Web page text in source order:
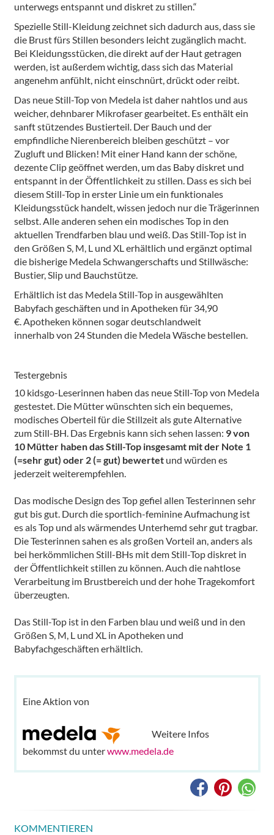
unterwegs entspannt und diskret zu stillen.“
Spezielle Still-Kleidung zeichnet sich dadurch aus, dass sie
die Brust fürs Stillen besonders leicht zugänglich macht.
Bei Kleidungsstücken, die direkt auf der Haut getragen
werden, ist außerdem wichtig, dass sich das Material
angenehm anfühlt, nicht einschnürt, drückt oder reibt.
Das neue Still-Top von Medela ist daher nahtlos und aus
weicher, dehnbarer Mikrofaser gearbeitet. Es enthält ein
sanft stützendes Bustierteil. Der Bauch und der
empfindliche Nierenbereich bleiben geschützt – vor
Zugluft und Blicken! Mit einer Hand kann der schöne,
dezente Clip geöffnet werden, um das Baby diskret und
entspannt in der Öffentlichkeit zu stillen. Dass es sich bei
diesem Still-Top in erster Linie um ein funktionales
Kleidungsstück handelt, wissen jedoch nur die Trägerinnen
selbst. Alle anderen sehen ein modisches Top in den
aktuellen Trendfarben blau und weiß. Das Still-Top ist in
den Größen S, M, L und XL erhältlich und ergänzt optimal
die bisherige Medela Schwangerschafts und Stillwäsche:
Bustier, Slip und Bauchstütze.
Erhältlich ist das Medela Still-Top in ausgewählten
Babyfach geschäften und in Apotheken für 34,90
€. Apotheken können sogar deutschlandweit
innerhalb von 24 Stunden die Medela Wäsche bestellen.
Testergebnis
10 kidsgo-Leserinnen haben das neue Still-Top von Medela
gestestet. Die Mütter wünschten sich ein bequemes,
modisches Oberteil für die Stillzeit als gute Alternative
zum Still-BH. Das Ergebnis kann sich sehen lassen: 9 von
10 Mütter haben das Still-Top insgesamt mit der Note 1
(=sehr gut) oder 2 (= gut) bewertetund würden es
jederzeit weiterempfehlen.
Das modische Design des Top gefiel allen Testerinnen sehr
gut bis gut. Durch die sportlich-feminine Aufmachung ist
es als Top und als wärmendes Unterhemd sehr gut tragbar.
Die Testerinnen sahen es als großen Vorteil an, anders als
bei herkömmlichen Still-BHs mit dem Still-Top diskret in
der Öffentlichkeit stillen zu können. Auch die nahtlose
Verarbeitung im Brustbereich und der hohe Tragekomfort
überzeugten.
Das Still-Top ist in den Farben blau und weiß und in den
Größen S, M, L und XL in Apotheken und
Babyfachgeschäften erhältlich.
Eine Aktion von
Weitere Infos
bekommst du unterwww.medela.de
KOMMENTIEREN